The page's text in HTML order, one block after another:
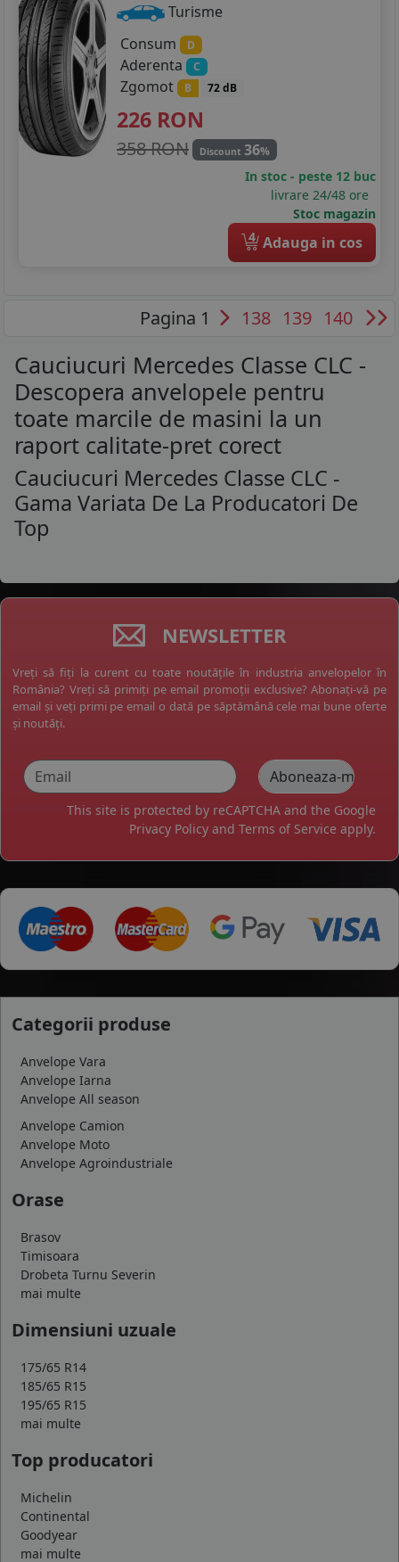
Turisme
Consum
D
Aderenta C
Zgomot B 72 dB
226 RON
358 RON Discount 36%
In stoc - peste 12 buc
livrare 24/48 ore
Stoc magazin
4 Adauga in cos
Pagina 1 138 139 140
Cauciucuri Mercedes Classe CLC -
Descopera anvelopele pentru
toate marcile de masini la un
raport calitate-pret corect
Cauciucuri Mercedes Classe CLC -
Gama Variata De La Producatori De
Top
NEWSLETTER
Vreți să fiți la curent cu toate noutățile în industria anvelopelor în
România? Vreți să primiți pe email promoții exclusive? Abonați-vă pe
email și veți primi pe email o dată pe săptămână cele mai bune oferte
și noutăți.
This site is protected by reCAPTCHA and the Google
Privacy Policy and Terms of Service apply.
Categorii produse
Anvelope Vara
Anvelope Iarna
Anvelope All season
Anvelope Camion
Anvelope Moto
Anvelope Agroindustriale
Orase
Brasov
Timisoara
Drobeta Turnu Severin
mai multe
Dimensiuni uzuale
175/65 R14
185/65 R15
195/65 R15
mai multe
Top producatori
Michelin
Continental
Goodyear
mai multe